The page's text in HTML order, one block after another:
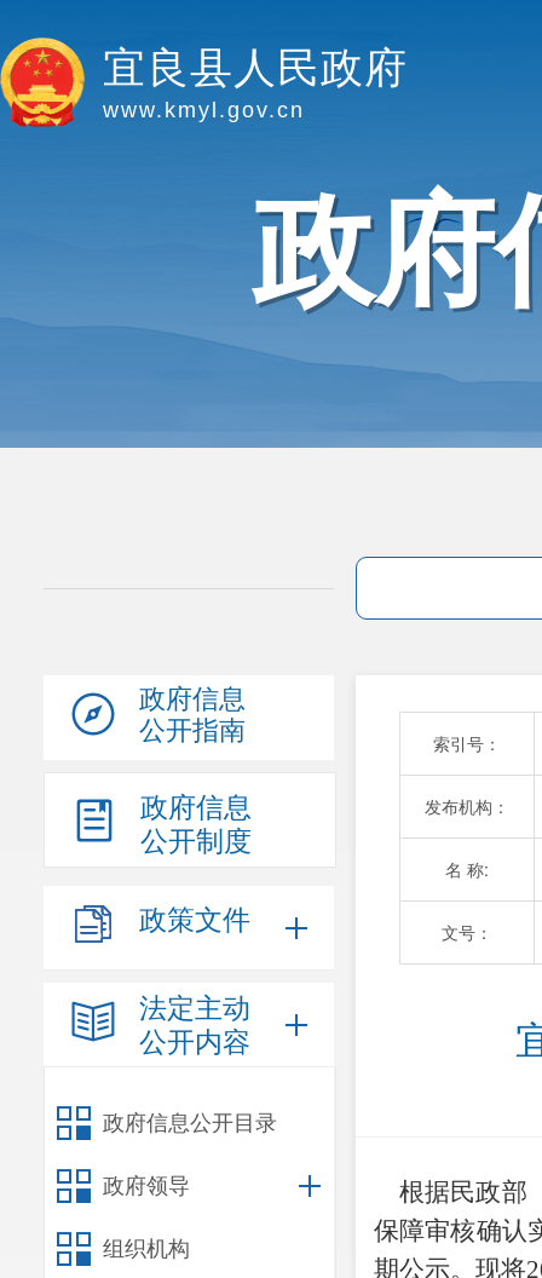
宜良县人民政府
www.kmyl.gov.cn
政府
政府信息
公开指南
政府信息
公开制度
政策文件
法定主动
公开内容
政府信息公开目录
政府领导
组织机构
索引号：
发布机构：
名 称:
文号：
根据民政部
保障审核确认
期公示。 现将